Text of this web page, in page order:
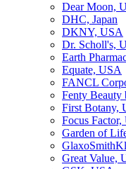
Dear Moon,
DHC, Japan
DKNY, USA
Dr. Scholl's,
Earth
Equate, USA
FANCL
Fenty Beauty
First Botany,
Focus Factor,
Garden of
Great Value,